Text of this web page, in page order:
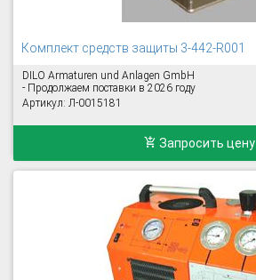
Комплект средств защиты 3-442-R001
DILO Armaturen und Anlagen GmbH
- Продолжаем поставки в 2026 году
Артикул: Л-0015181
Запросить цену